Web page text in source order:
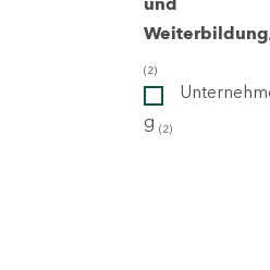
(2)
g (2)